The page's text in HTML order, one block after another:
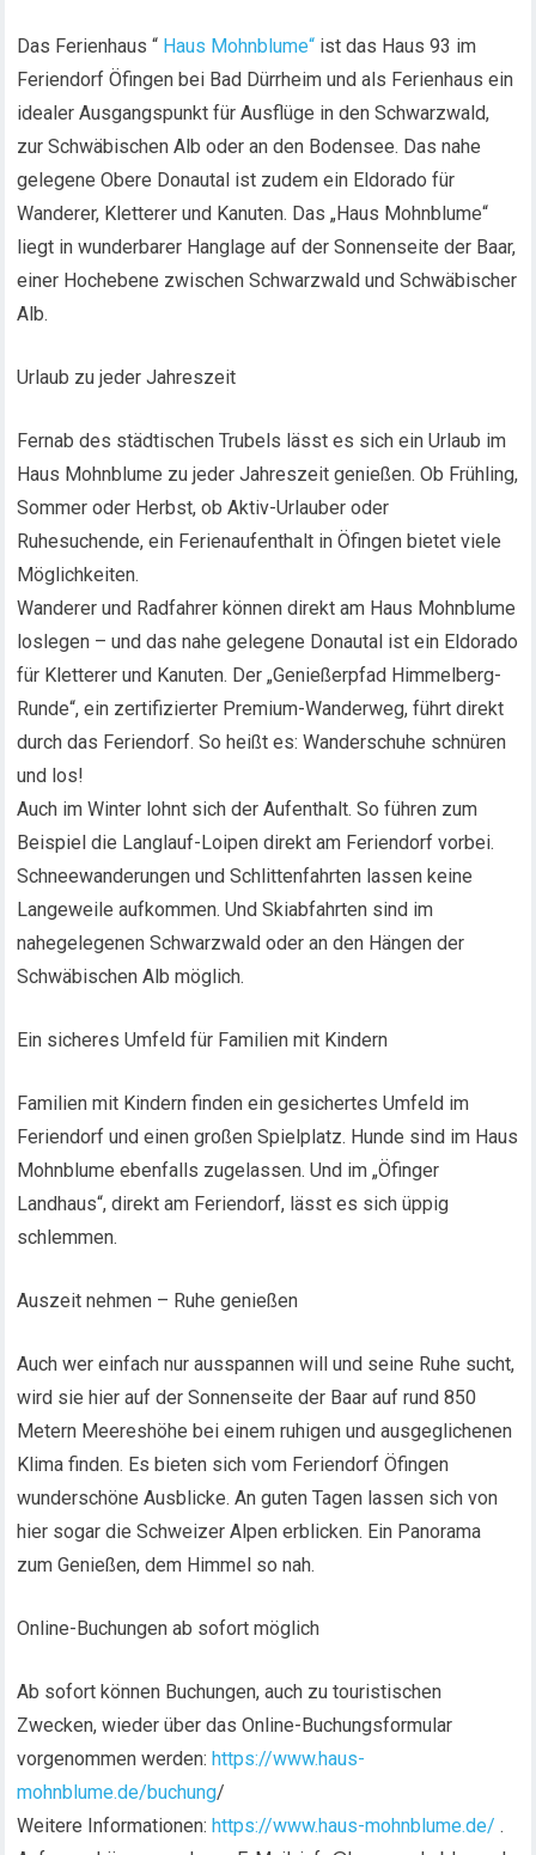
Das Ferienhaus “ Haus Mohnblume“ ist das Haus 93 im
Feriendorf Öfingen bei Bad Dürrheim und als Ferienhaus ein
idealer Ausgangspunkt für Ausflüge in den Schwarzwald,
zur Schwäbischen Alb oder an den Bodensee. Das nahe
gelegene Obere Donautal ist zudem ein Eldorado für
Wanderer, Kletterer und Kanuten. Das „Haus Mohnblume“
liegt in wunderbarer Hanglage auf der Sonnenseite der Baar,
einer Hochebene zwischen Schwarzwald und Schwäbischer
Alb.
Urlaub zu jeder Jahreszeit
Fernab des städtischen Trubels lässt es sich ein Urlaub im
Haus Mohnblume zu jeder Jahreszeit genießen. Ob Frühling,
Sommer oder Herbst, ob Aktiv-Urlauber oder
Ruhesuchende, ein Ferienaufenthalt in Öfingen bietet viele
Möglichkeiten.
Wanderer und Radfahrer können direkt am Haus Mohnblume
loslegen – und das nahe gelegene Donautal ist ein Eldorado
für Kletterer und Kanuten. Der „Genießerpfad Himmelberg-
Runde“, ein zertifizierter Premium-Wanderweg, führt direkt
durch das Feriendorf. So heißt es: Wanderschuhe schnüren
und los!
Auch im Winter lohnt sich der Aufenthalt. So führen zum
Beispiel die Langlauf-Loipen direkt am Feriendorf vorbei.
Schneewanderungen und Schlittenfahrten lassen keine
Langeweile aufkommen. Und Skiabfahrten sind im
nahegelegenen Schwarzwald oder an den Hängen der
Schwäbischen Alb möglich.
Ein sicheres Umfeld für Familien mit Kindern
Familien mit Kindern finden ein gesichertes Umfeld im
Feriendorf und einen großen Spielplatz. Hunde sind im Haus
Mohnblume ebenfalls zugelassen. Und im „Öfinger
Landhaus“, direkt am Feriendorf, lässt es sich üppig
schlemmen.
Auszeit nehmen – Ruhe genießen
Auch wer einfach nur ausspannen will und seine Ruhe sucht,
wird sie hier auf der Sonnenseite der Baar auf rund 850
Metern Meereshöhe bei einem ruhigen und ausgeglichenen
Klima finden. Es bieten sich vom Feriendorf Öfingen
wunderschöne Ausblicke. An guten Tagen lassen sich von
hier sogar die Schweizer Alpen erblicken. Ein Panorama
zum Genießen, dem Himmel so nah.
Online-Buchungen ab sofort möglich
Ab sofort können Buchungen, auch zu touristischen
Zwecken, wieder über das Online-Buchungsformular
vorgenommen werden:https://www.haus-
mohnblume.de/buchung/
Weitere Informationen:https://www.haus-mohnblume.de/ .